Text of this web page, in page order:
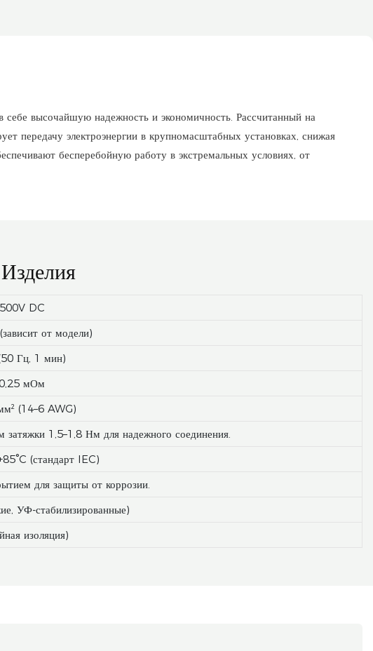
высочайшую надежность и экономичность. Рассчитанный на
электроэнергии в крупномасштабных установках, снижая
бесперебойную работу в экстремальных условиях, от
DC
от модели)
Гц, 1 мин)
мОм
(14–6 AWG)
1,5–1,8 Нм для надежного соединения.
(стандарт IEC)
для защиты от коррозии.
УФ-стабилизированные)
изоляция)